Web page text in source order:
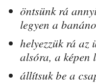
öntsünk rá
legyen a
helyezzük rá az
alsóra, a képen
állítsuk be a